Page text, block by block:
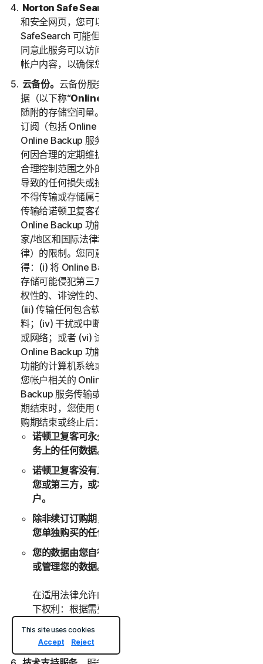
Norton Safe Search 和 Safe Web
和安全网页，您可以在网络上安全搜索内容。
SafeSearch 可能但不限于通过诺顿搜索工具栏提供。您
同意此服务可以访问您的 Web、电子邮件和其他第三方
帐户内容，以确保您放心搜索和使用网络。
云备份。 云备份服务允许您在适用订购期间存储和检索数
据（以下称“Online Backup 服务
随附的存储空间量。总备份存储量代表了为您的所有服务
订阅（包括 Online Backup 服务）分配的总备份量。
Online Backup 服务按“原样”和“可用”原则提供，对于任
何因合理的定期维护、严重问题的维护或超出诺顿卫复客
合理控制范围之外的不可抗力造成的联机备份功能中断而
导致的任何损失或损坏，诺顿卫复客不承担任何责任。您
不得传输或存储属于另一方的数据，除非事先取得将数据
传输给诺顿卫复客在法律上要求的数据所有者的同意。
Online Backup 功能的使用受所有适用的当地、州、国
家/地区和国际法律和法规（包括但不限于美国出口法
律）的限制。您同意遵守以上适用的法律和法规，并且不
得：(i) 将 Online Backup 功能用于非法目的；(ii) 传输或
存储可能侵犯第三方知识产权或其他权利的资料，或者侵
权性的、诽谤性的、诬蔑性的、侵犯他人隐私的资料；
(iii) 传输任何包含软件病毒或其他有害的计算机代码的资
料；(iv) 干扰或中断连接到 Online Backup 功能的服务器
或网络；或者 (vi) 试图对 Online Backup 功能、其他
Online Backup 功能用户的帐户或连接到 Online Backup
功能的计算机系统或网络进行未经授权的访问。您应对与
您帐户相关的 Online Backup 服务的使用和通过 Online
Backup 服务传输或存储的数据负全部责任。适用的订购
期结束时，您使用 Online Backup 服务的权利将终止。订
购期结束或终止后：
诺顿卫复客可永久性地删除存储在 Online Backup 服
务上的任何数据。
诺顿卫复客没有义务维护任何数据、将这些数据转发给
您或第三方，或将这些数据迁移到其他备份服务或帐
户。
除非续订订购期，否则在此之前，您无法将数据存储到
您单独购买的任何其他备份空间。
您的数据由您自行管理。诺顿卫复客没有义务为您监控
或管理您的数据。
在适用法律允许的最大范围内，诺顿卫复客始终保留以
下权利：根据需要监控、审查、保留和/或披露任何数
政府要求，或者调查您的任何滥用或可疑违规。
This site uses cookies
Accept
Reject